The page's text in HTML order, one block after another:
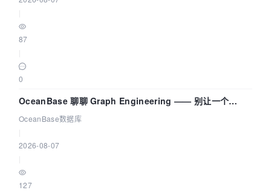
87
0
OceanBase 聊聊 Graph Engineering —— 别让一个
Agent 既当运动员又
OceanBase数据库
2026-08-07
127